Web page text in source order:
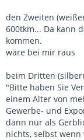
den Zweiten
600tkm... Da kann
kommen.
wäre bei mir raus
beim Dritten
"Bitte haben Sie
einem Alter von
Gewerbe- und
dann nur als
nichts, selbst wenn